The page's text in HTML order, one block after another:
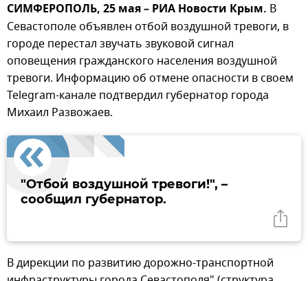
СИМФЕРОПОЛЬ, 25 мая – РИА Новости Крым. В
Севастополе объявлен отбой воздушной тревоги, в
городе перестал звучать звуковой сигнал
оповещения гражданского населения воздушной
тревоги. Информацию об отмене опасности в своем
Telegram-канале подтвердил губернатор города
Михаил Развожаев.
"Отбой воздушной тревоги!", –
сообщил губернатор.
В дирекции по развитию дорожно-транспортной